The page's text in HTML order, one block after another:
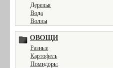
Деревья
Вода
Волны
ОВОЩИ
Разные
Картофель
Помидоры